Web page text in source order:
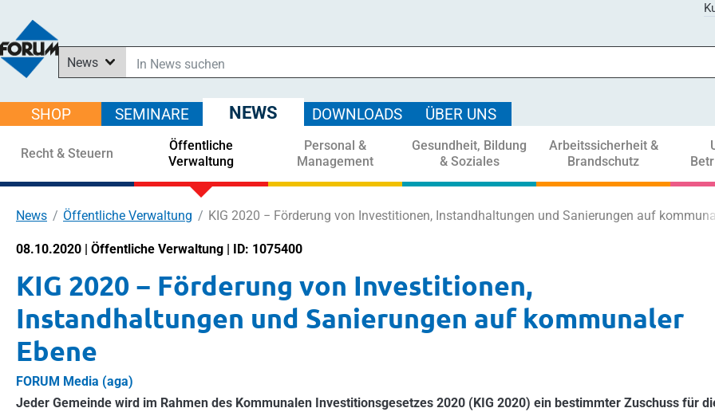
News
In Downloads suchen
Im Shop suchen
In Seminaren suchen
SHOP SEMINARE NEWS DOWNLOADS ÜBER UNS
Recht & Steuern
Öffentliche
Verwaltung
Personal &
Management
Gesundheit, Bildung
& Soziales
Arbeitssicherheit &
Brandschutz
News Öffentliche Verwaltung KIG 2020 − Förderung von Investitionen, Instandhaltungen und Sanierungen auf
08.10.2020 | Öffentliche Verwaltung | ID: 1075400
KIG 2020 − Förderung von Investitionen,
Instandhaltungen und Sanierungen auf kommunaler
Ebene
FORUM Media (aga)
Jeder Gemeinde wird im Rahmen des Kommunalen Investitionsgesetzes 2020 (KIG 2020) ein bestimmter Zuschuss für